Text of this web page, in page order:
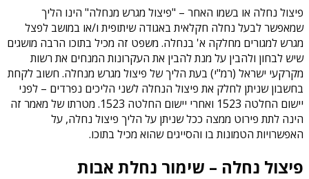
פיצול נחלה או בשמו האחר – "פיצול מגרש מנחלה" הינו הליך
שמאפשר לבעל נחלה חקלאית באגודה שיתופית ו/או במושב לפצל
מגרש למגורים מחלקה א' בנחלה. משפט זה מכיל בתוכו הרבה מושגים
שיש לבחון ולהבין על מנת להבין את העקרונות המנחים את רשות
מקרקעי ישראל (רמ"י) בעת הליך של פיצול מגרש מנחלה. חשוב לקחת
בחשבון שניתן לחלק את פיצול הנחלה לשני הליכים נפרדים – לפני
יישום החלטה 1523 ואחרי יישום החלטה 1523. מטרתו של מאמר זה
הינה לתת פירוט ממצה ככל שניתן על הליך פיצול נחלה, על
האפשרויות הטמונות בו והסייגים שהוא מכיל בתוכו.
פיצול נחלה – שימור נחלת אבות